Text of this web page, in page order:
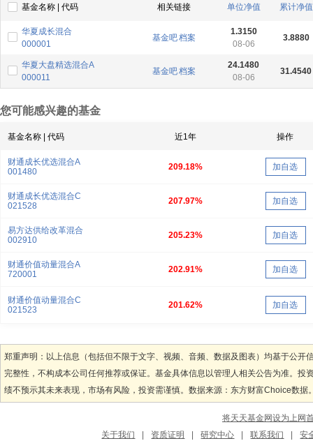
基金名称 | 代码 相关链接 单位净值 累计净值
华夏成长混合
000001
基金吧档案
1.3150
08-06
3.8880
华夏大盘精选混合A
000011
基金吧档案
24.1480
08-06
31.4540
您可能感兴趣的基金
基金名称 | 代码 近1年 操作
财通成长优选混合A
001480
209.18% 加自选
财通成长优选混合C
021528
207.97% 加自选
易方达供给改革混合
002910
205.23% 加自选
财通价值动量混合A
720001
202.91% 加自选
财通价值动量混合C
021523
201.62% 加自选
郑重声明：以上信息（包括但不限于文字、视频、音频、数据及图表）均基于公
完整性，不构成本公司任何推荐或保证。基金具体信息以管理人相关公告为准。
绩不预示其未来表现，市场有风险，投资需谨慎。数据来源：东方财富Choice数据
将天天基金网设为上网
关于我们
资质证明 研究中心 联系我们
安